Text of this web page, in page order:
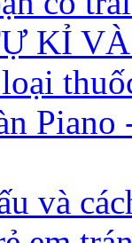
KỈ
Piano
và